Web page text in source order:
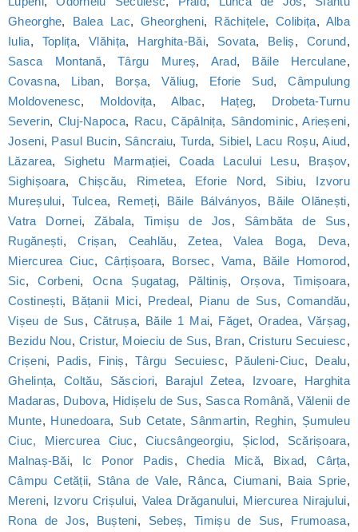
Gheorghe, Balea Lac,Gheorgheni, Răchițele,Colibița, Alba
Iulia, Toplița,Vlăhița, Harghita-Băi, Sovata, Beliș, Corund,
Sasca Montană,Târgu Mureș, Arad, Băile Herculane,
Covasna, Liban, Borșa,Văliug, Eforie Sud,Câmpulung
Moldovenesc, Moldovița, Albac, Hațeg, Drobeta-Turnu
Severin, Cluj-Napoca, Racu,Căpâlnița, Sândominic,Arieșeni,
Joseni, Pasul Bucin, Sâncraiu, Turda, Sibiel, Lacu Roșu,Aiud,
Lăzarea, Sighetu Marmației,Coada Lacului Lesu, Brașov,
Sighișoara,Chișcău, Rimetea, Eforie Nord, Sibiu, Izvoru
Mureșului, Tulcea, Remeți, Băile Bálványos, Băile Olănești,
Vatra Dornei,Zăbala, Timișu de Jos, Sâmbăta de Sus,
Rugănești,Crișan, Ceahlău,Zetea,Valea Boga, Deva,
Miercurea Ciuc,Cârțișoara, Borsec, Vama, Băile Homorod,
Sic,Corbeni, Ocna Șugatag, Păltiniș, Orșova, Timișoara,
Costinești, Bățanii Mici, Predeal, Pianu de Sus,Comandău,
Vișeu de Sus, Cătrușa, Băile 1 Mai, Făget, Oradea, Vărșag,
Bezidu Nou,Cristur, Moieciu de Sus, Bran, Cristuru Secuiesc,
Crișeni, Padis, Finiș,Târgu Secuiesc, Păuleni-Ciuc, Dealu,
Ghelința,Coltău, Săsciori, Barajul Zetea, Izvoare, Harghita
Madaras, Dubova, Hidișelu de Sus, Sasca Română, Vălenii de
Munte, Hunedoara, Sub Cetate, Sânmartin, Reghin, Șumuleu
Ciuc, Miercurea Ciuc, Ciucsângeorgiu, Șiclod, Scărișoara,
Malnaș-Băi, Ic Ponor Padis,Chedia Mică, Bixad,Cârța,
Câmpu Cetății, Stâna de Vale, Rânca,Ciumani, Baia Sprie,
Mereni, Izvoru Crișului, Valea Drăganului, Miercurea Nirajului,
Rona de Jos, Bușteni, Sebeș, Timișu de Sus, Frumoasa,